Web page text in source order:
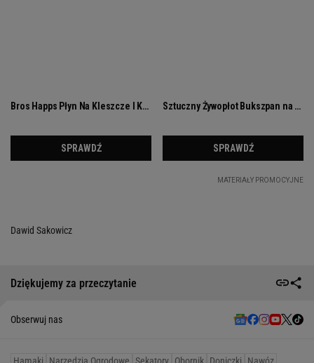
Dawid Sakowicz
Dziękujemy za przeczytanie
Obserwuj nas